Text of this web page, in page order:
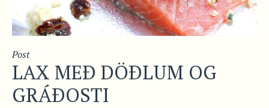
Post
LAX MEÐ DÖÐLUM OG
GRÁÐOSTI